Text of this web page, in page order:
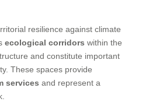
resilience against climate
ecological corridors within the
and constitute important
These spaces provide
services and represent a